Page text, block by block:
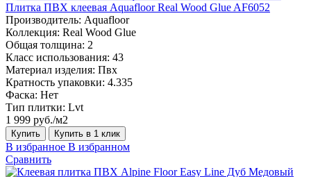
Плитка ПВХ клеевая Aquafloor Real Wood Glue AF6052
Производитель: Aquafloor
Коллекция: Real Wood Glue
Общая толщина: 2
Класс использования: 43
Материал изделия: Пвх
Кратность упаковки: 4.335
Фаска: Нет
Тип плитки: Lvt
1 999 руб./м2
Купить Купить в 1 клик
В избранное В избранном
Сравнить